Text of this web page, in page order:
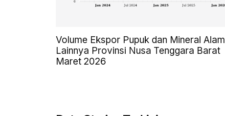
Volume Ekspor Pupuk dan Mineral Alam
Lainnya Provinsi Nusa Tenggara Barat
Maret 2026